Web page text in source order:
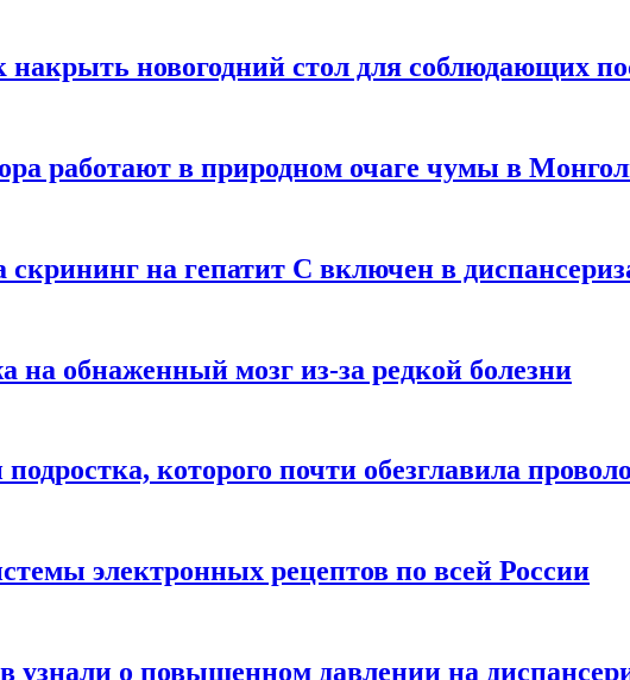
накрыть новогодний стол для соблюдающих
работают в природном очаге чумы в
скрининг на гепатит С включен в
на обнаженный мозг из-за редкой болезни
которого почти обезглавила
электронных рецептов по всей России
узнали о повышенном давлении на